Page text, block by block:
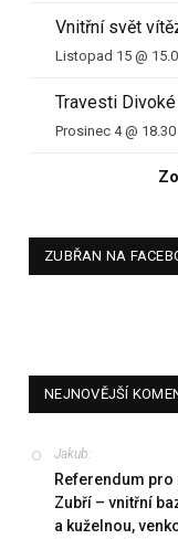
Vnitřní svět
Listopad 15 @
Travesti
Prosinec 4 @ 18.30
ZUBŘAN NA
NEJNOVĚJŠÍ
Jakub:
Referendum
Zubří – vnitřní
a kuželnou,